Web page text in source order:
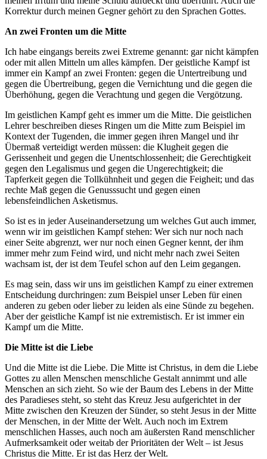
Korrektur durch meinen Gegner gehört zu den Sprachen Gottes.
An zwei Fronten um die Mitte
Ich habe eingangs bereits zwei Extreme genannt: gar nicht kämpfen
oder mit allen Mitteln um alles kämpfen. Der geistliche Kampf ist
immer ein Kampf an zwei Fronten: gegen die Untertreibung und
gegen die Übertreibung, gegen die Vernichtung und die gegen die
Überhöhung, gegen die Verachtung und gegen die Vergötzung.
Im geistlichen Kampf geht es immer um die Mitte. Die geistlichen
Lehrer beschreiben dieses Ringen um die Mitte zum Beispiel im
Kontext der Tugenden, die immer gegen ihren Mangel und ihr
Übermaß verteidigt werden müssen: die Klugheit gegen die
Gerissenheit und gegen die Unentschlossenheit; die Gerechtigkeit
gegen den Legalismus und gegen die Ungerechtigkeit; die
Tapferkeit gegen die Tollkühnheit und gegen die Feigheit; und das
rechte Maß gegen die Genusssucht und gegen einen
lebensfeindlichen Asketismus.
So ist es in jeder Auseinandersetzung um welches Gut auch immer,
wenn wir im geistlichen Kampf stehen: Wer sich nur noch nach
einer Seite abgrenzt, wer nur noch einen Gegner kennt, der ihm
immer mehr zum Feind wird, und nicht mehr nach zwei Seiten
wachsam ist, der ist dem Teufel schon auf den Leim gegangen.
Es mag sein, dass wir uns im geistlichen Kampf zu einer extremen
Entscheidung durchringen: zum Beispiel unser Leben für einen
anderen zu geben oder lieber zu leiden als eine Sünde zu begehen.
Aber der geistliche Kampf ist nie extremistisch. Er ist immer ein
Kampf um die Mitte.
Die Mitte ist die Liebe
Und die Mitte ist die Liebe. Die Mitte ist Christus, in dem die Liebe
Gottes zu allen Menschen menschliche Gestalt annimmt und alle
Menschen an sich zieht. So wie der Baum des Lebens in der Mitte
des Paradieses steht, so steht das Kreuz Jesu aufgerichtet in der
Mitte zwischen den Kreuzen der Sünder, so steht Jesus in der Mitte
der Menschen, in der Mitte der Welt. Auch noch im Extrem
menschlichen Hasses, auch noch am äußersten Rand menschlicher
Aufmerksamkeit oder weitab der Prioritäten der Welt – ist Jesus
Christus die Mitte. Er ist das Herz der Welt.